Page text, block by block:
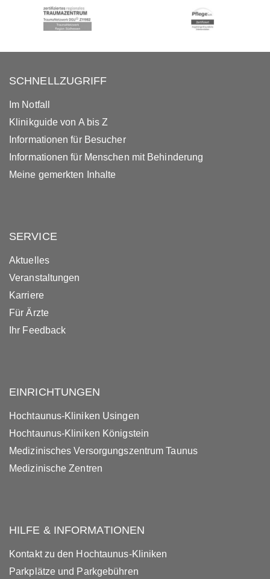
SCHNELLZUGRIFF
Im Notfall
Klinikguide von A bis Z
Informationen für Besucher
Informationen für Menschen mit Behinderung
Meine gemerkten Inhalte
SERVICE
Aktuelles
Veranstaltungen
Karriere
Für Ärzte
Ihr Feedback
EINRICHTUNGEN
Hochtaunus-Kliniken Usingen
Hochtaunus-Kliniken Königstein
Medizinisches Versorgungszentrum Taunus
Medizinische Zentren
HILFE & INFORMATIONEN
Kontakt zu den Hochtaunus-Kliniken
Parkplätze und Parkgebühren